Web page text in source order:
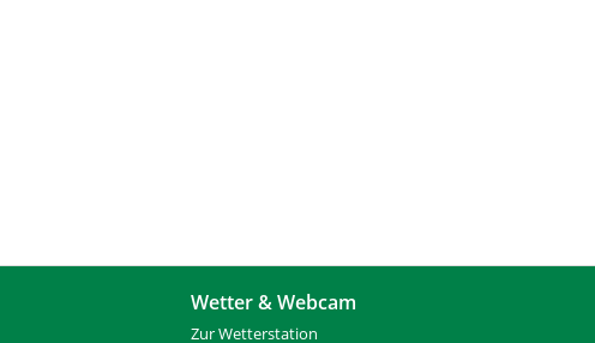
Wetter & Webcam
Zur Wetterstation